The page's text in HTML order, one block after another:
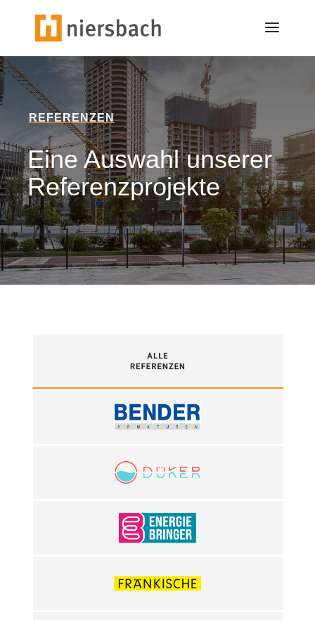
REFERENZEN
Eine Auswahl unserer
Referenzprojekte
Alle
BENDER-Armaturen
ENERGIE BRINGER
Fränkische Rohrwerke